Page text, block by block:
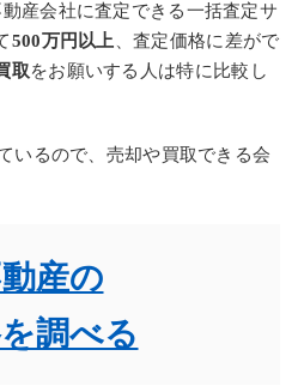
産会社に査定できる一括査定サ
500万円以上、査定価格に差がで
取をお願いする人は特に比較し
いるので、売却や買取できる会
産の
調べる